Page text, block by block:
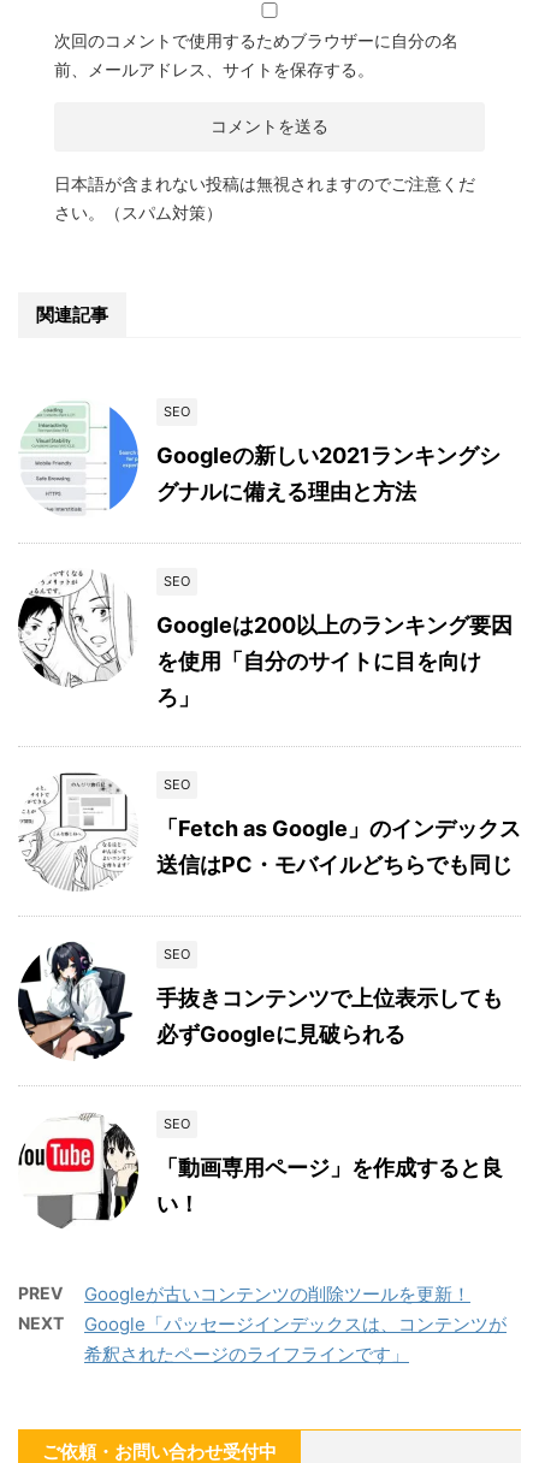
次回のコメントで使用するためブラウザーに自分の名
前、メールアドレス、サイトを保存する。
日本語が含まれない投稿は無視されますのでご注意くだ
さい。（スパム対策）
関連記事
SEO
Googleの新しい2021ランキングシ
グナルに備える理由と方法
SEO
Googleは200以上のランキング要因
を使用「自分のサイトに目を向け
ろ」
SEO
「Fetch as Google」のインデックス
送信はPC・モバイルどちらでも同じ
SEO
手抜きコンテンツで上位表示しても
必ずGoogleに見破られる
SEO
「動画専用ページ」を作成すると良
い！
PREV Googleが古いコンテンツの削除ツールを更新！
NEXT
Google「パッセージインデックスは、コンテンツが
希釈されたページのライフラインです」
ご依頼・お問い合わせ受付中